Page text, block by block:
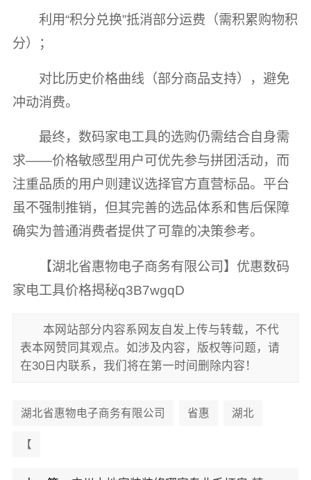
利用“积分兑换”抵消部分运费（需积累购物积
分）；
对比历史价格曲线（部分商品支持），避免
冲动消费。
最终，数码家电工具的选购仍需结合自身需
求——价格敏感型用户可优先参与拼团活动，而
注重品质的用户则建议选择官方直营标品。平台
虽不强制推销，但其完善的选品体系和售后保障
确实为普通消费者提供了可靠的决策参考。
【湖北省惠物电子商务有限公司】优惠数码
家电工具价格揭秘q3B7wgqD
本网站部分内容系网友自发上传与转载，不代
表本网赞同其观点。如涉及内容，版权等问题，请
在30日内联系，我们将在第一时间删除内容！
湖北省惠物电子商务有限公司 省惠 湖北
【